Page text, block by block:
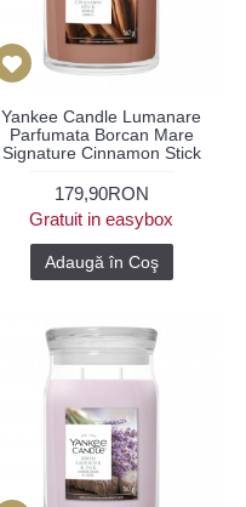
Yankee Candle Lumanare
Parfumata Borcan Mare
Signature Cinnamon Stick
179,90RON
Gratuit in easybox
Adaugă în Coş